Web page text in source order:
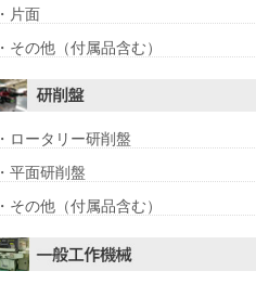
・片面
・その他（付属品含む）
・ロータリー研削盤
・平面研削盤
・その他（付属品含む）